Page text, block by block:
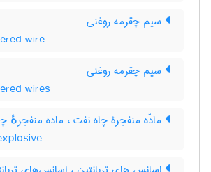
سیم چقرمه روغنی
wire
سیم چقرمه روغنی
wires
مادّه منفجرۀ چاه نفت ، ماده منفجرهٔ